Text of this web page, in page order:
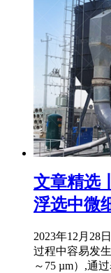
文章精选
浮选中微
2023年12月28
过程中容易发
～75 µm）,通